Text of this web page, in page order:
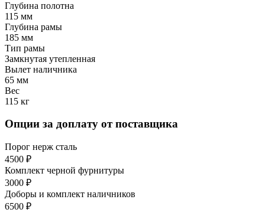
Глубина полотна
115 мм
Глубина рамы
185 мм
Тип рамы
Замкнутая утепленная
Вылет наличника
65 мм
Вес
115 кг
Опции за доплату от поставщика
Порог нерж сталь
4500 ₽
Комплект черной фурнитуры
3000 ₽
Доборы и комплект наличников
6500 ₽